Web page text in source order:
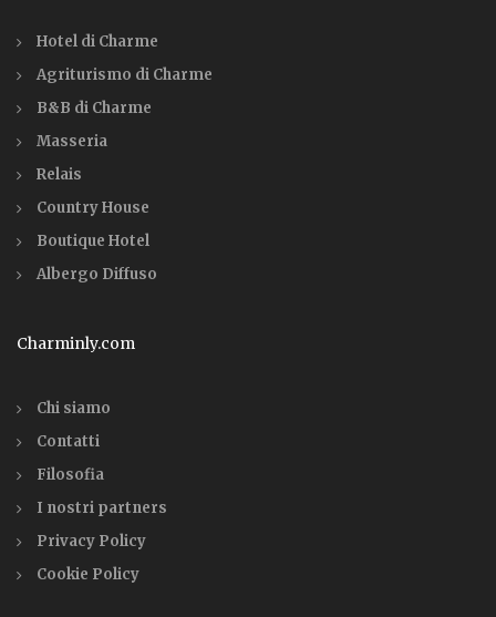
Hotel di Charme
Agriturismo di Charme
B&B di Charme
Masseria
Relais
Country House
Boutique Hotel
Albergo Diffuso
Charminly.com
Chi siamo
Contatti
Filosofia
I nostri partners
Privacy Policy
Cookie Policy